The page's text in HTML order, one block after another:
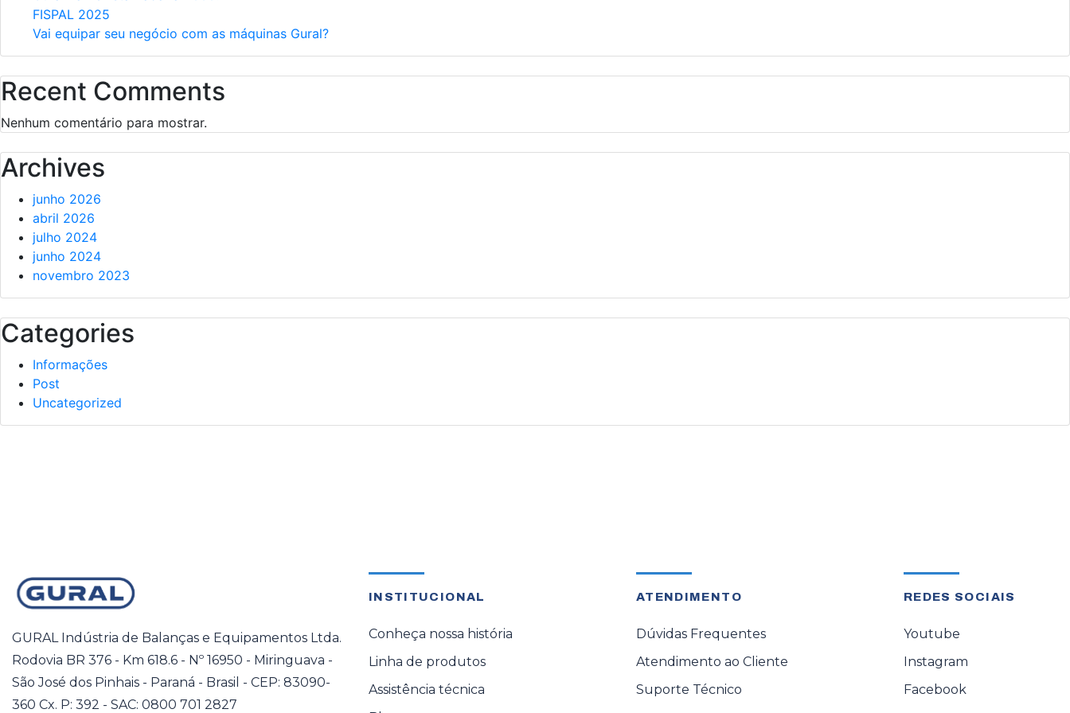
FISPAL 2025
Vai equipar seu negócio com as máquinas Gural?
Recent Comments
Nenhum comentário para mostrar.
Archives
junho 2026
abril 2026
julho 2024
junho 2024
novembro 2023
Categories
Informações
Post
Uncategorized
GURAL Indústria de Balanças e Equipamentos Ltda.
Rodovia BR 376 - Km 618.6 - Nº 16950 - Miringuava -
São José dos Pinhais - Paraná - Brasil - CEP: 83090-
360 Cx. P: 392 - SAC: 0800 701 2827
INSTITUCIONAL
Conheça nossa história
Linha de produtos
Assistência técnica
ATENDIMENTO
Dúvidas Frequentes
Atendimento ao Cliente
Suporte Técnico
REDES SOCIAIS
Youtube
Instagram
Facebook